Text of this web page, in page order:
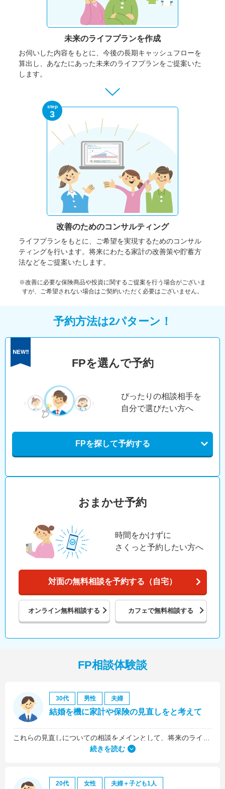
未来のライフプランを作成
お伺いした内容をもとに、今後の長期キャッシュフローを
算出し、あなたにあった未来のライフプランをご提案いた
します。
step
3
改善のためのコンサルティング
ライフプランをもとに、ご希望を実現するためのコンサル
ティングを行います。将来にわたる家計の改善策や貯蓄方
法などをご提案いたします。
※改善に必要な保険商品や投資に関するご提案を行う場合がございま
すが、ご希望されない場合はご契約いただく必要はございません。
予約方法は2パターン！
FPを選んで予約
ぴったりの相談相手を
自分で選びたい方へ
FPを探して予約する
おまかせ予約
時間をかけずに
さくっと予約したい方へ
対面の無料相談を予約する（自宅）
オンライン無料相談する カフェで無料相談する
FP相談体験談
30代 男性 夫婦
結婚を機に家計や保険の見直しをと考えて
続きを読む
20代 女性 夫婦＋子ども1人